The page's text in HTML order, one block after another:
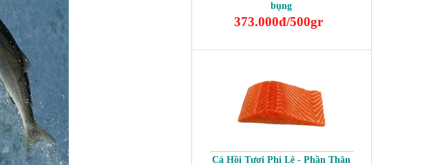
bụng
373.000đ/500gr
Cá Hồi Tươi Phi Lê - Phần Thân